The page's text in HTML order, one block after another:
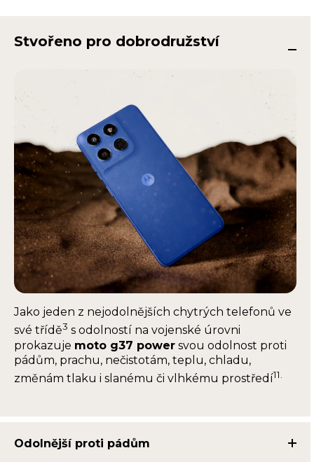
Stvořeno pro dobrodružství
Jako jeden z nejodolnějších chytrých telefonů ve
své třídě3 s odolností na vojenské úrovni
prokazuje moto g37 power svou odolnost proti
pádům, prachu, nečistotám, teplu, chladu,
změnám tlaku i slanému či vlhkému prostředí11.
Odolnější proti pádům